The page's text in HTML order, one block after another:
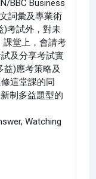
BBC Business
詞彙及專業術
)考試外，對未
課堂上，會請考
及分享考試實
益)應考策略及
這堂課的同
制多益題型的
Watching